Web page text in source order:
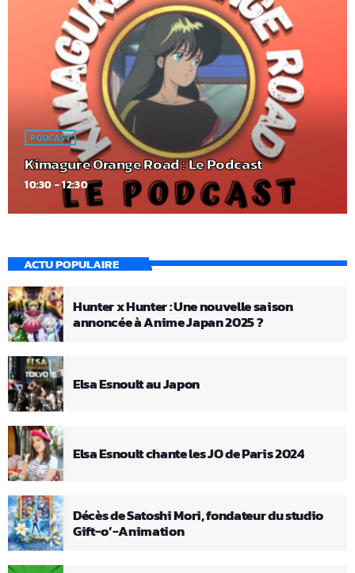
PODCAST
Kimagure Orange Road : Le Podcast
10:30 - 12:30
ACTU POPULAIRE
Hunter x Hunter : Une nouvelle saison
annoncée à Anime Japan 2025 ?
Elsa Esnoult au Japon
Elsa Esnoult chante les JO de Paris 2024
Décès de Satoshi Mori, fondateur du studio
Gift-o’-Animation